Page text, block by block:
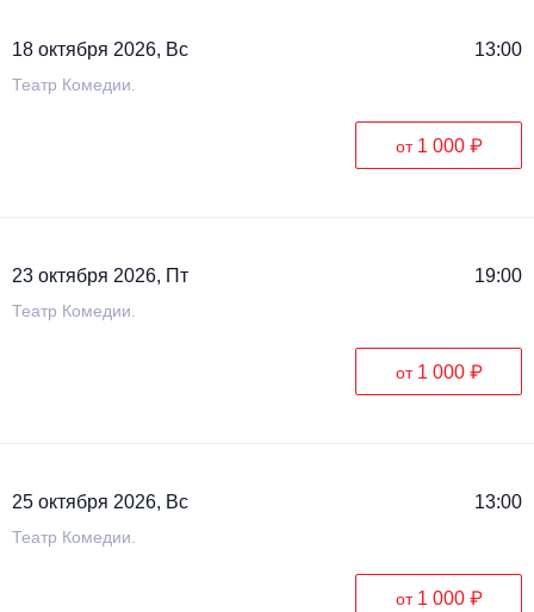
18 октября 2026, Вс 13:00
Театр Комедии.
от 1 000 ₽
23 октября 2026, Пт 19:00
Театр Комедии.
от 1 000 ₽
25 октября 2026, Вс 13:00
Театр Комедии.
от 1 000 ₽